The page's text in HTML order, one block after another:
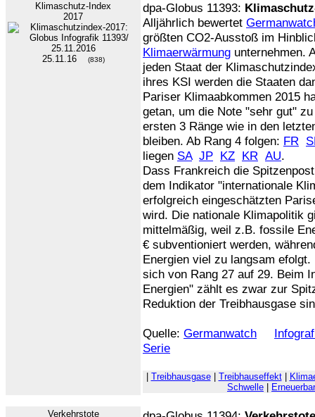
Klimaschutz-Index
2017
25.11.16 (838)
dpa-Globus 11393:
Alljährlich bewertet
größten CO2-Ausstoß im
Klimaerwärmung unternehmen.
jeden Staat der
ihres KSI werden die Staaten
Pariser Klimaabkommen 2015
getan, um die Note "sehr gut"
ersten 3 Ränge wie in den
bleiben. Ab Rang 4 folgen: FR
liegen SA JP KZ KR AU.
Dass Frankreich die
dem Indikator "internationale
erfolgreich eingeschätzten
wird. Die nationale Klimapolitik
mittelmäßig, weil z.B. fossile
€ subventioniert werden,
Energien viel zu langsam
sich von Rang 27 auf 29. Beim
Energien" zählt es zwar zur
Reduktion der Treibhausgase
Quelle: Germanwatch
Serie
Treibhausgase| Treibhauseffekt|
Schwelle
Verkehrstote